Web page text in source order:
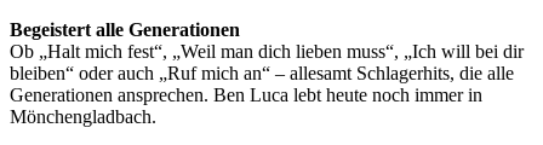
Begeistert alle Generationen
Ob „Halt mich fest“, „Weil man dich lieben muss“, „Ich will bei dir
bleiben“ oder auch „Ruf mich an“ – allesamt Schlagerhits, die alle
Generationen ansprechen. Ben Luca lebt heute noch immer in
Mönchengladbach.